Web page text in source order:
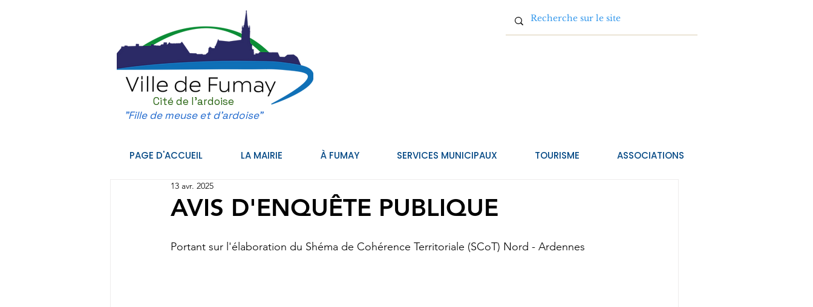
Cité de l'ardoise
"Fille de meuse et d'ardoise"
PAGE D'ACCUEIL LA MAIRIE À FUMAY SERVICES MUNICIPAUX TOURISME ASSOCIATIONS
AVIS D'ENQUÊTE PUBLIQUE
13 avr. 2025
Portant sur l'élaboration du Shéma de Cohérence Territoriale (SCoT) Nord - Ardennes